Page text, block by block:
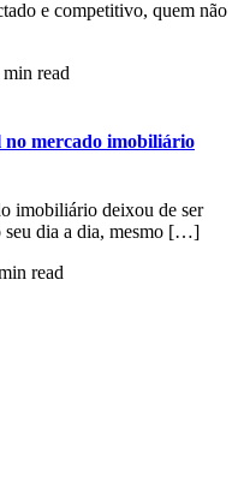
e competitivo, quem não
read
no mercado imobiliário
imobiliário deixou de ser
seu dia a dia, mesmo […]
read